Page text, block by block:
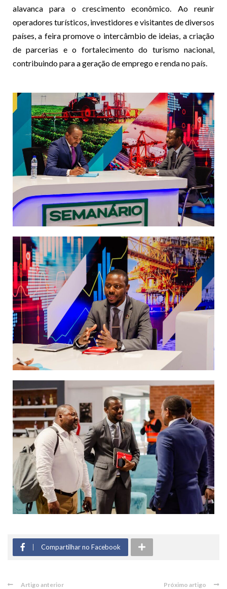
alavanca para o crescimento econômico. Ao reunir
operadores turísticos, investidores e visitantes de diversos
países, a feira promove o intercâmbio de ideias, a criação
de parcerias e o fortalecimento do turismo nacional,
contribuindo para a geração de emprego e renda no país.
Compartilhar no Facebook
Artigo anterior Próximo artigo